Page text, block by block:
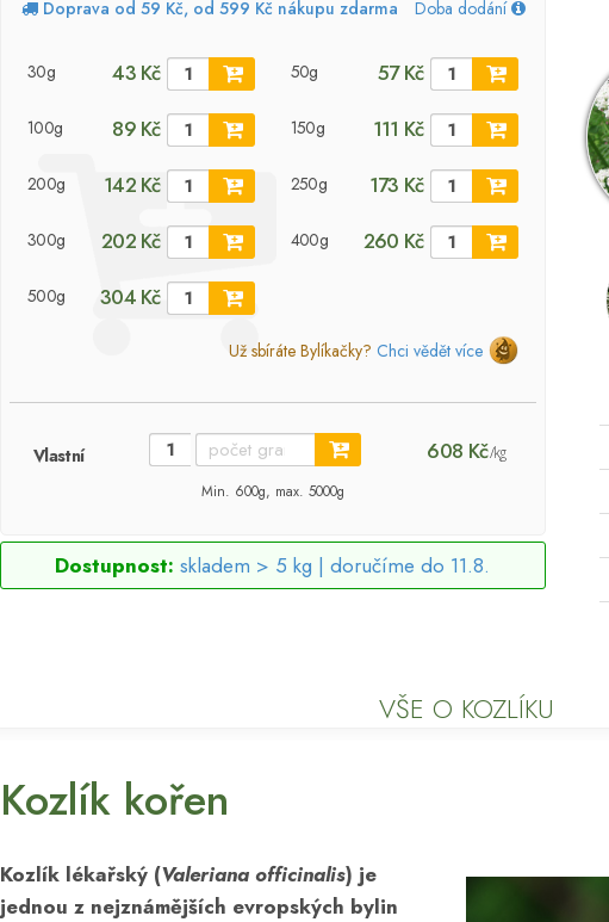
Doprava od 59 Kč, od 599 Kč nákupu zdarma Doba dodání
30g 43 Kč 50g 57 Kč
100g 89 Kč 150g 111 Kč
200g 142 Kč 250g 173 Kč
300g 202 Kč 400g 260 Kč
500g 304 Kč
Už sbíráte Bylíkačky? Chci vědět více
Vlastní 608 Kč/kg
Min. 600g, max. 5000g
Dostupnost: skladem > 5 kg |doručíme do 11.8.
VŠE O KOZLÍKU
Kozlík kořen
Kozlík lékařský (Valeriana officinalis) je
jednou z nejznámějších evropských bylin